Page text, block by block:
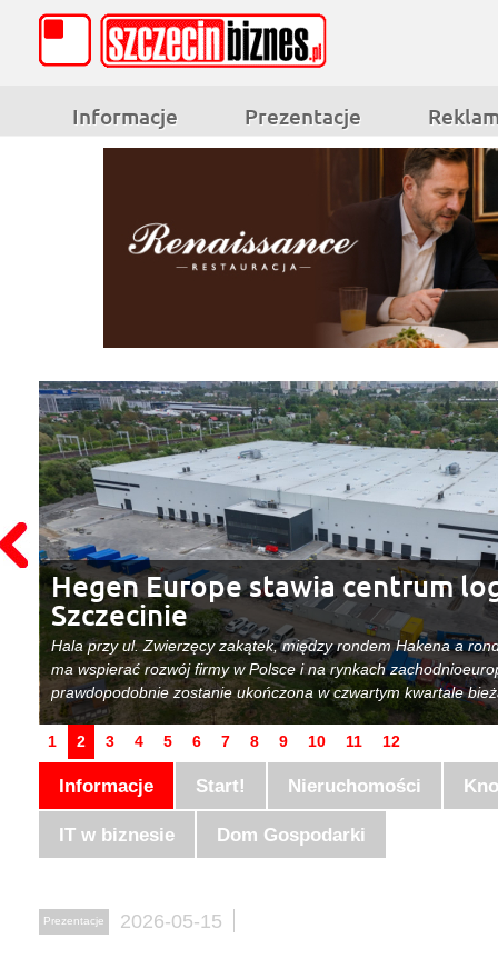
Informacje Prezentacje
Hegen Europe stawia centrum
Szczecinie
Hala przy ul. Zwierzęcy zakątek, między rondem Hakena a
ma wspierać rozwój firmy w Polsce i na rynkach
prawdopodobnie zostanie ukończona w czwartym kwartale
1 2 3 4 5 6 7 8 9 10 11 12
Informacje Start! Nieruchomości
IT w biznesie Dom Gospodarki
Prezentacje 2026-05-15